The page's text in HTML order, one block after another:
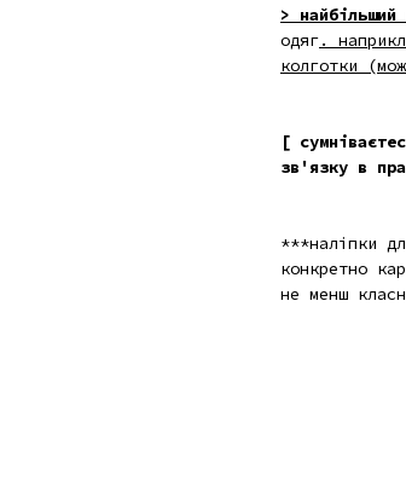
> найбільший
одяг.
колготки
[
зв'язку в
***наліпки
конкретно
не менш